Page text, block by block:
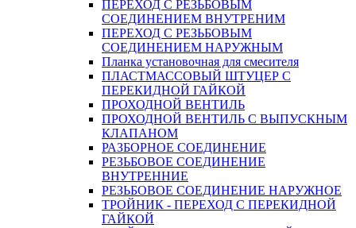
ПЕРЕХОД С РЕЗЬБОВЫМ
СОЕДИНЕНИЕМ ВНУТРЕНИМ
ПЕРЕХОД С РЕЗЬБОВЫМ
СОЕДИНЕНИЕМ НАРУЖНЫМ
Планка установочная для смесителя
ПЛАСТМАССОВЫЙ ШТУЦЕР С
ПЕРЕКИДНОЙ ГАЙКОЙ
ПРОХОДНОЙ ВЕНТИЛЬ
ПРОХОДНОЙ ВЕНТИЛЬ С ВЫПУСКНЫМ
КЛАПАНОМ
РАЗБОРНОЕ СОЕДИНЕНИЕ
РЕЗЬБОВОЕ СОЕДИНЕНИЕ
ВНУТРЕННИЕ
РЕЗЬБОВОЕ СОЕДИНЕНИЕ НАРУЖНОЕ
ТРОЙНИК - ПЕРЕХОД С ПЕРЕКИДНОЙ
ГАЙКОЙ